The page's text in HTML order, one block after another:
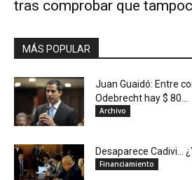
tras comprobar que
MÁS POPULAR
Juan Guaidó: Entre
Odebrecht hay $ 80...
Archivo
Desaparece Cadivi…
Financiamiento